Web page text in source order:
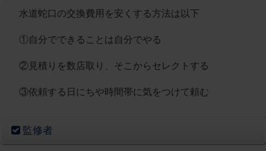
水道蛇口の交換費用を安くする方法は以下
①自分でできることは自分でやる
②見積りを数店取り、そこからセレクトする
③依頼する日にちや時間帯に気をつけて頼む
監修者